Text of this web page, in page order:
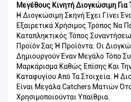
Μεγέθους Κινητή Διογκώσιμη Για
Η Διογκώσιμη Σκηνή Έχει Γίνει
Εξαιρετικά Χρήσιμος Τρόπος Να
Καταπληκτικός Τόπος
Προϊόν Σας Ή Προϊόντα. Οι
Δημιουργούν Έναν Μεγάλο Τόπο
Μαρκάρισμα Καθώς Επίσης Και
Καταφυγίου Από Τα Στοιχεία. Η
Είναι Μεγάλα Catchers Ματιών
Χρησιμοποιούνται Υπαίθρια.